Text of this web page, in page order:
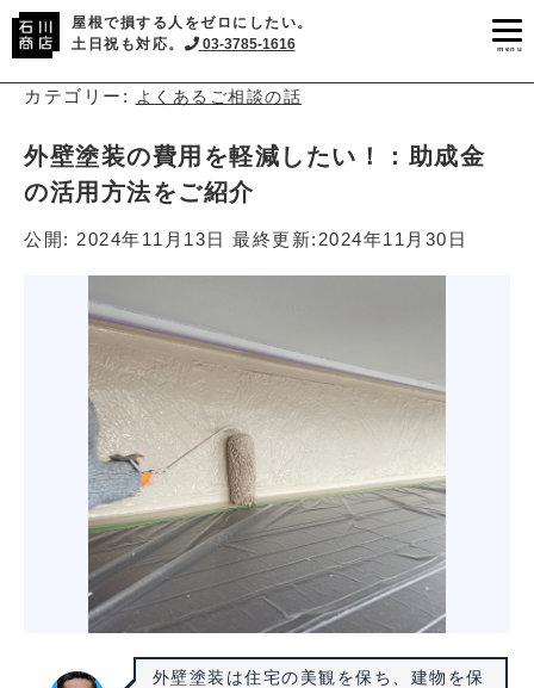
屋根で損する人をゼロにしたい。
土日祝も対応。
03-3785-1616 menu
カテゴリー: よくあるご相談の話
外壁塗装の費用を軽減したい！：助成金
の活用方法をご紹介
公開: 2024年11月13日 最終更新: 2024年11月30日
外壁塗装は住宅の美観を保ち、建物を保